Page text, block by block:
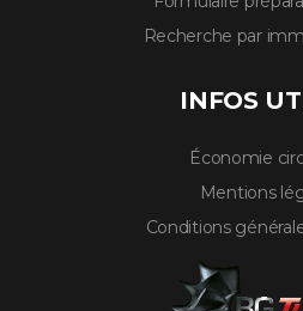
Recherche par
INFOS
Économie
Mentions
Conditions